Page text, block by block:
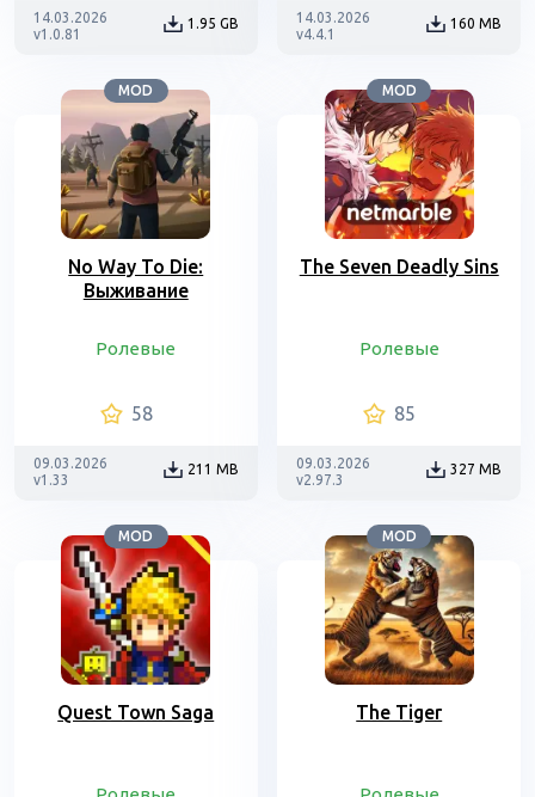
14.03.2026
v1.0.81
1.95 GB
14.03.2026
v4.4.1
160 MB
MOD
No Way To Die:
Выживание
Ролевые
58
09.03.2026
v1.33
211 MB
MOD
The Seven Deadly Sins
Ролевые
85
09.03.2026
v2.97.3
327 MB
MOD
Quest Town Saga
MOD
The Tiger